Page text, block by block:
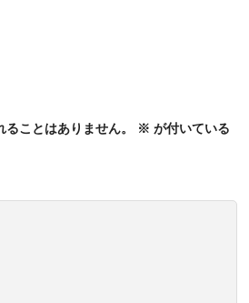
ことはありません。 ※ が付いている